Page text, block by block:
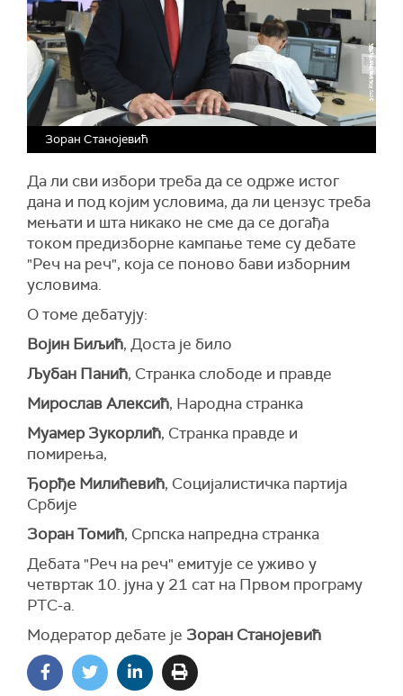
Зоран Станојевић
Да ли сви избори треба да се одрже истог
дана и под којим условима, да ли цензус треба
мењати и шта никако не сме да се догађа
током предизборне кампање теме су дебате
"Реч на реч", која се поново бави изборним
условима.
О томе дебатују:
Војин Биљић, Доста је било
Љубан Панић, Странка слободе и правде
Мирослав Алексић, Народна странка
Муамер Зукорлић, Странка правде и
помирења,
Ђорђе Милићевић, Социјалистичка партија
Србије
Зоран Томић, Српска напредна странка
Дебата "Реч на реч" емитује се уживо у
четвртак 10. јуна у 21 сат на Првом програму
РТС-а.
Модератор дебате је Зоран Станојевић